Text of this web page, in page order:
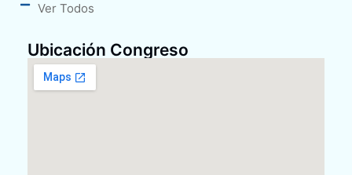
Ver Todos
Ubicación Congreso